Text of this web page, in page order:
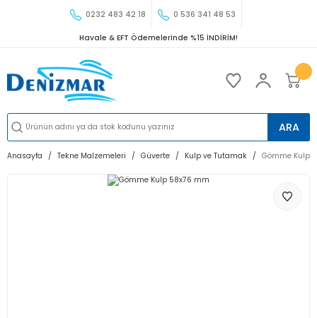
0232 483 42 18 0 536 341 48 53
Havale & EFT Ödemelerinde %15 İNDİRİM!
ARA
Anasayfa Tekne Malzemeleri Güverte Kulp ve Tutamak Gömme Kulp